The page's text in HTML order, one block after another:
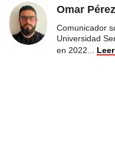
Omar Pérez
Comunicador
Universidad
en 2022